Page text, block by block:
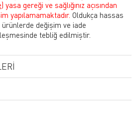
yasa gereği ve sağlığınız açısından
yapılamamaktadır. Oldukça hassas
değişim ve iade
tebliğ edilmiştir.